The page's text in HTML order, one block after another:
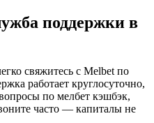
поддержки в
свяжитесь с Melbet по
работает круглосуточно,
по мелбет кэшбэк,
часто — капиталы не